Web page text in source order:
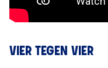
VIER TEGEN VIER